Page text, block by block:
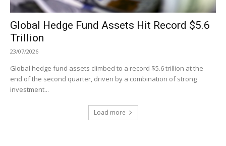
Global Hedge Fund Assets Hit Record $5.6
Trillion
23/07/2026
Global hedge fund assets climbed to a record $5.6 trillion at the
end of the second quarter, driven by a combination of strong
investment...
Load more